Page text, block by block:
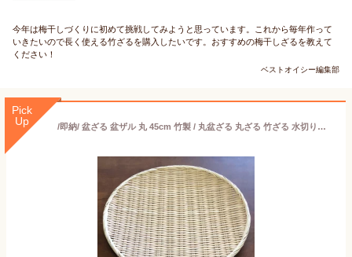
今年は梅干しづくりに初めて挑戦してみようと思っています。これから毎年作って
いきたいので長く使える竹ざるを購入したいです。おすすめの梅干しざるを教えて
ください！
ベストオイシー編集部
Pick
Up
/即納/ 盆ざる 盆ザル 丸 45cm 竹製 / 丸盆ざる 丸ざる 竹ざる 水切りザル 盆ざる /《大渕盆ザル 50-445》